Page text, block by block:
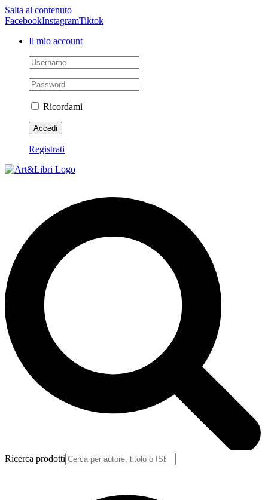
Salta al contenuto
FacebookInstagramTiktok
Il mio account
Ricordami
Registrati
Ricerca prodotti